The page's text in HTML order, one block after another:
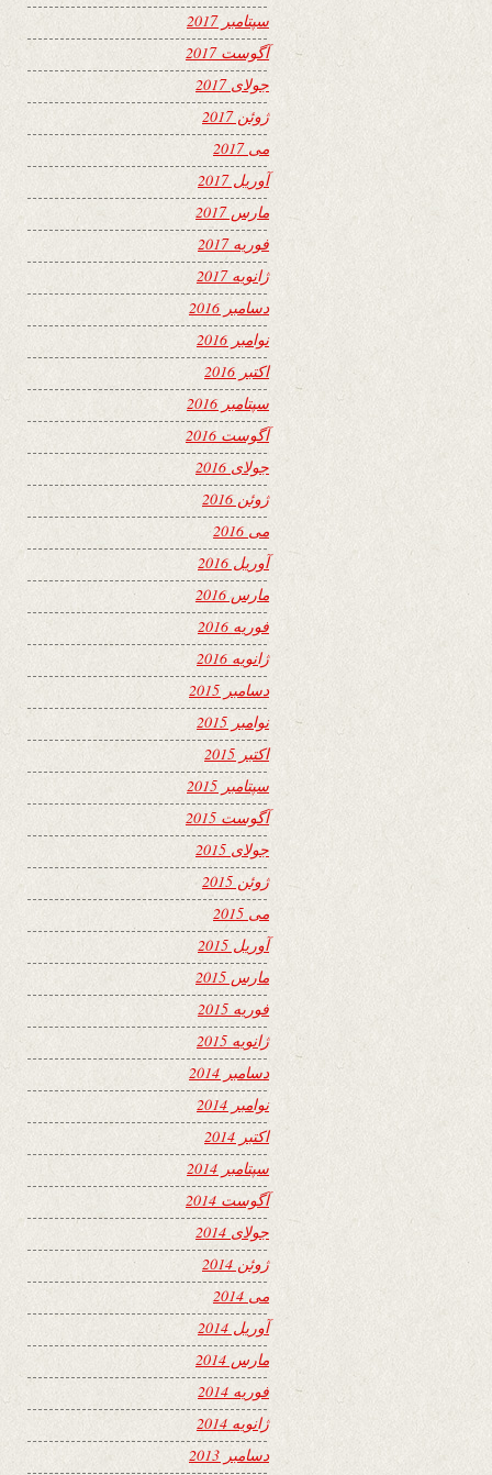
سپتامبر 2017
آگوست 2017
جولای 2017
ژوئن 2017
می 2017
آوریل 2017
مارس 2017
فوریه 2017
ژانویه 2017
دسامبر 2016
نوامبر 2016
اکتبر 2016
سپتامبر 2016
آگوست 2016
جولای 2016
ژوئن 2016
می 2016
آوریل 2016
مارس 2016
فوریه 2016
ژانویه 2016
دسامبر 2015
نوامبر 2015
اکتبر 2015
سپتامبر 2015
آگوست 2015
جولای 2015
ژوئن 2015
می 2015
آوریل 2015
مارس 2015
فوریه 2015
ژانویه 2015
دسامبر 2014
نوامبر 2014
اکتبر 2014
سپتامبر 2014
آگوست 2014
جولای 2014
ژوئن 2014
می 2014
آوریل 2014
مارس 2014
فوریه 2014
ژانویه 2014
دسامبر 2013